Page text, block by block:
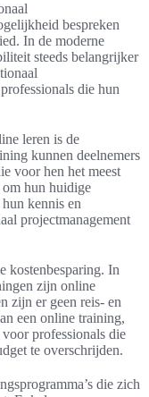
bespreken
In de moderne
steeds belangrijker
die hun
leren is de
kunnen deelnemers
voor hen het meest
hun huidige
kennis en
projectmanagement
kostenbesparing. In
zijn online
zijn er geen reis- en
een online training,
professionals die
te overschrijden.
die zich